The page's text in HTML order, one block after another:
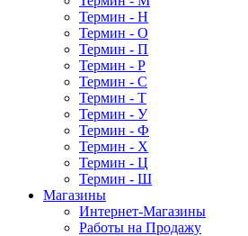
Термин - Н
Термин - О
Термин - П
Термин - Р
Термин - С
Термин - Т
Термин - У
Термин - Ф
Термин - Х
Термин - Ц
Термин - Ш
Магазины
Интернет-Магазины
Работы на Продажу